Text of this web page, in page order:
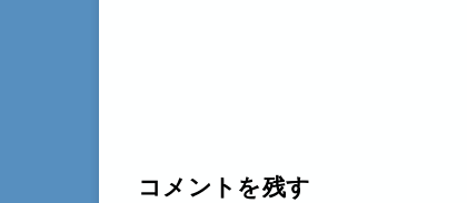
コメントを残す